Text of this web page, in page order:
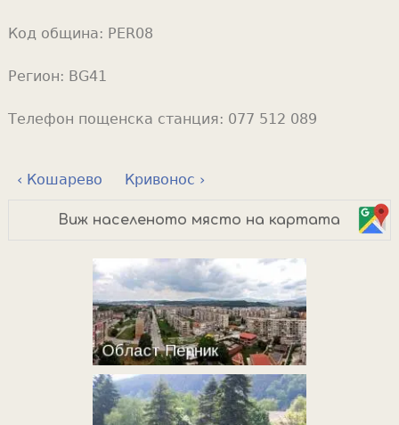
Код община: PER08
Регион: BG41
Телефон пощенска станция: 077 512 089
‹ Кошарево Кривонос ›
Виж населеното място на картата